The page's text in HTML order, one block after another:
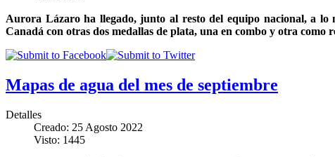
Aurora Lázaro ha llegado, junto al resto del equipo nacional, a
Canadá con otras dos medallas de plata, una en combo y otra como
Mapas de agua del mes de septiembre
Detalles
Creado: 25 Agosto 2022
Visto: 1445